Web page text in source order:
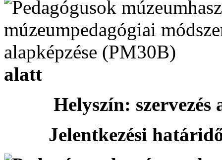
alatt
Helyszín: szervezés
Jelentkezési